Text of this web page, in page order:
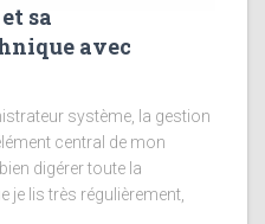
sa
avec
système, la gestion
central de mon
digérer toute la
je lis très régulièrement,